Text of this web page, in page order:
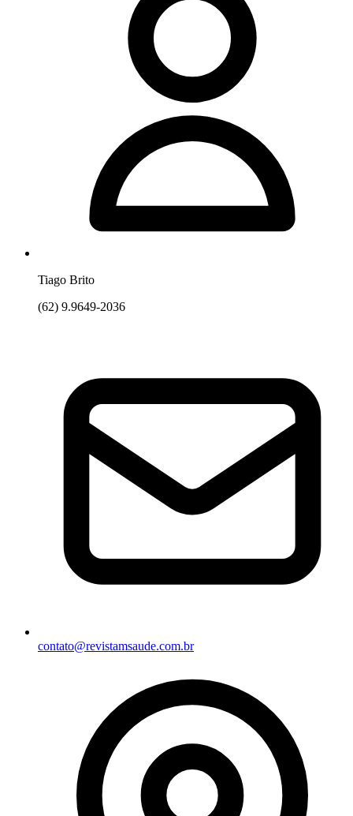
Tiago Brito
(62) 9.9649-2036
contato@revistamsaude.com.br